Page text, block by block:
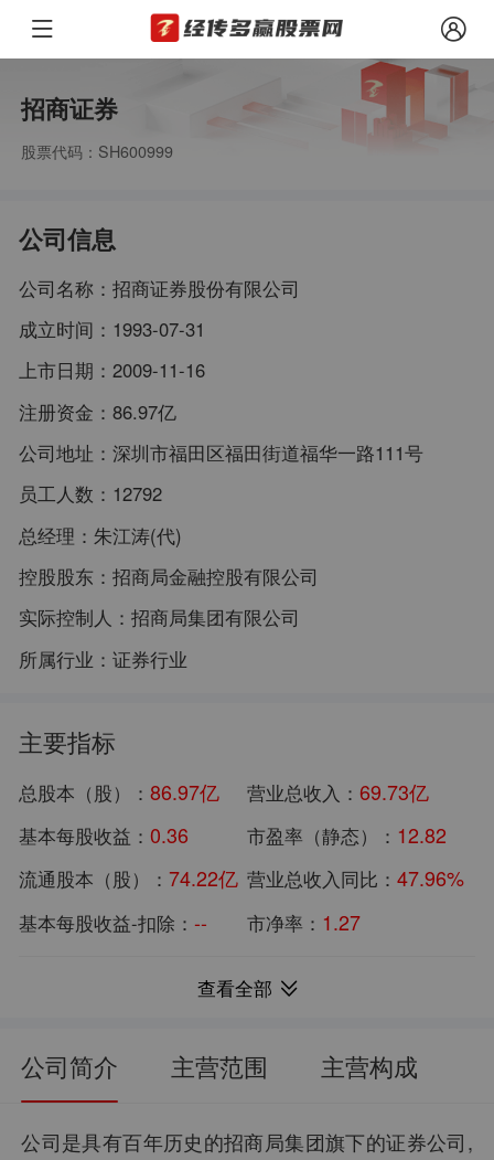
招商证券
股票代码：SH600999
公司信息
公司名称： 招商证券股份有限公司
成立时间： 1993-07-31
上市日期： 2009-11-16
注册资金： 86.97亿
公司地址： 深圳市福田区福田街道福华一路111号
员工人数： 12792
总经理： 朱江涛(代)
控股股东： 招商局金融控股有限公司
实际控制人： 招商局集团有限公司
所属行业： 证券行业
主要指标
总股本（股）： 86.97亿 营业总收入： 69.73亿
基本每股收益： 0.36 市盈率（静态）： 12.82
流通股本（股）： 74.22亿 营业总收入同比： 47.96%
基本每股收益-扣除： -- 市净率： 1.27
流通市值： 1350.81亿 归母净利润同比： 41.73%
每股资本公积金：
股东户数：17.63万 资产总计：7883.53亿
查看全部
公司简介 主营范围 主营构成
公司是具有百年历史的招商局集团旗下的证券公司,